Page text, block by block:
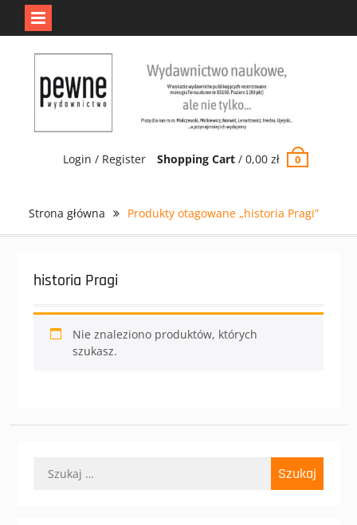
Login / Register Shopping Cart /0,00zł 0
Strona główna Produkty otagowane „historia Pragi”
historia Pragi
Nie znaleziono produktów, których
szukasz.